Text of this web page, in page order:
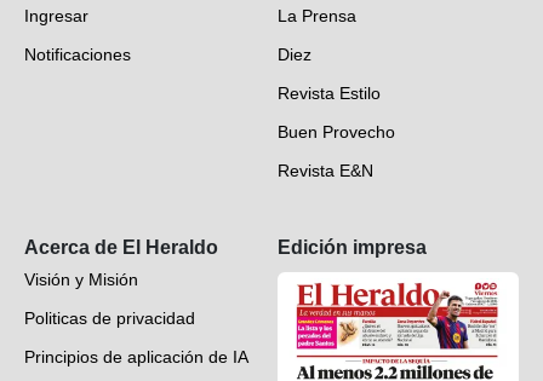
Deportes
Videos
Ingresar
Notificaciones
La Prensa
Diez
Revista Estilo
Buen Provecho
Revista E&N
Acerca de El Heraldo
Visión y Misión
Politicas de privacidad
Principios de aplicación de IA
Edición impresa